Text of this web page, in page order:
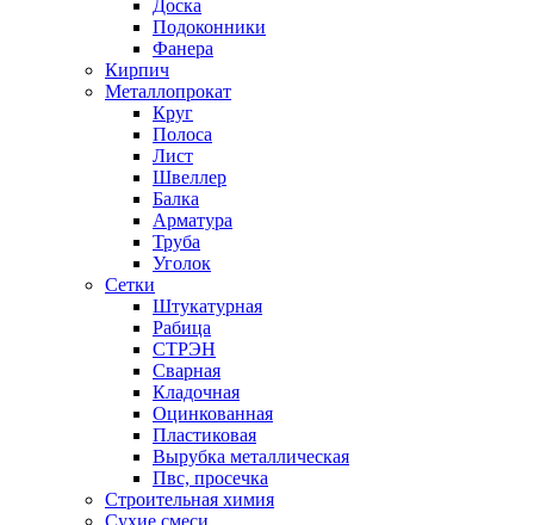
Доска
Подоконники
Фанера
Кирпич
Металлопрокат
Круг
Полоса
Лист
Швеллер
Балка
Арматура
Труба
Уголок
Сетки
Штукатурная
Рабица
СТРЭН
Сварная
Кладочная
Оцинкованная
Пластиковая
Вырубка металлическая
Пвс, просечка
Строительная химия